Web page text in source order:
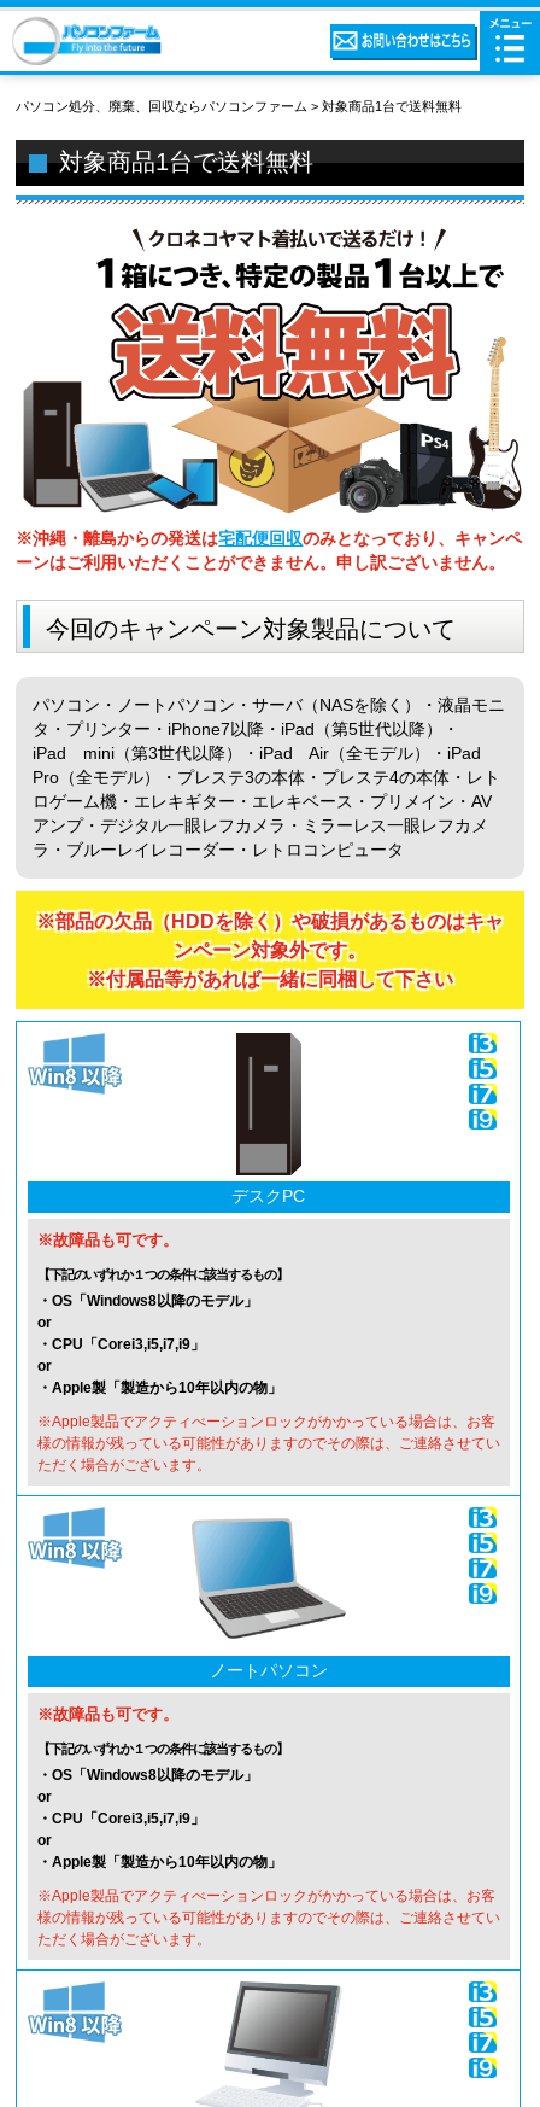
パソコン処分、廃棄、回収ならパソコンファーム>対象商品1台で送料無料
対象商品1台で送料無料
※沖縄・離島からの発送は宅配便回収のみとなっており、キャンペ
ーンはご利用いただくことができません。申し訳ございません。
今回のキャンペーン対象製品について
パソコン・ノートパソコン・サーバ（NASを除く）・液晶モニ
タ・プリンター・iPhone7以降・iPad（第5世代以降）・
iPad mini（第3世代以降）・iPad Air（全モデル）・iPad
Pro（全モデル）・プレステ3の本体・プレステ4の本体・レト
ロゲーム機・エレキギター・エレキベース・プリメイン・AV
アンプ・デジタル一眼レフカメラ・ミラーレス一眼レフカメ
ラ・ブルーレイレコーダー・レトロコンピュータ
※部品の欠品（HDDを除く）や破損があるものはキャ
ンペーン対象外です。
※付属品等があれば一緒に同梱して下さい
デスク PC
※故障品も可です。
【下記のいずれか１つの条件に該当するもの】
・OS「Windows8以降のモデル」
or
・CPU「Corei3,i5,i7,i9」
or
・Apple製「製造から10年以内の物」
※Apple製品でアクティべーションロックがかかっている場合は、お客
様の情報が残っている可能性がありますのでその際は、ご連絡させてい
ただく場合がございます。
ノートパソコン
※故障品も可です。
【下記のいずれか１つの条件に該当するもの】
・OS「Windows8以降のモデル」
or
・CPU「Corei3,i5,i7,i9」
or
・Apple製「製造から10年以内の物」
※Apple製品でアクティべーションロックがかかっている場合は、お客
様の情報が残っている可能性がありますのでその際は、ご連絡させてい
ただく場合がございます。